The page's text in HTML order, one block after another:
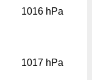
1016 hPa
1017 hPa